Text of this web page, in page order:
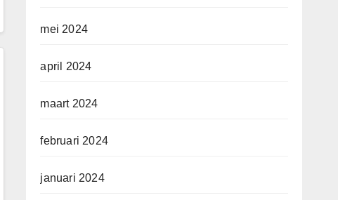
mei 2024
april 2024
maart 2024
februari 2024
januari 2024